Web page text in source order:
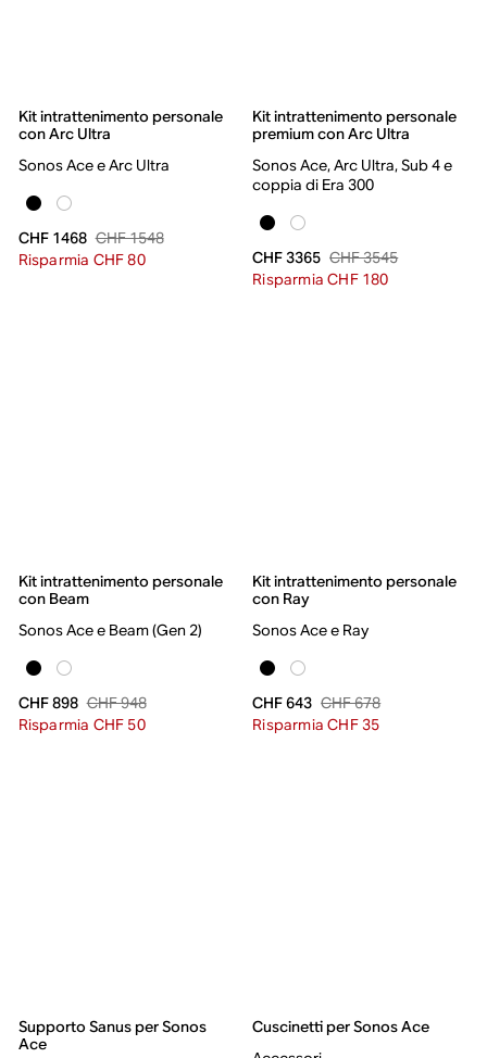
Kit intrattenimento personale
con Arc Ultra
Sonos Ace e Arc Ultra
CHF 1468 CHF 1548
Risparmia CHF 80
Kit intrattenimento personale
premium con Arc Ultra
Sonos Ace, Arc Ultra, Sub 4 e
coppia di Era 300
CHF 3365 CHF 3545
Risparmia CHF 180
Kit intrattenimento personale
con Beam
Sonos Ace e Beam (Gen 2)
CHF 898 CHF 948
Risparmia CHF 50
Kit intrattenimento personale
con Ray
Sonos Ace e Ray
CHF 643 CHF 678
Risparmia CHF 35
Supporto Sanus per Sonos
Ace
Cuscinetti per Sonos Ace